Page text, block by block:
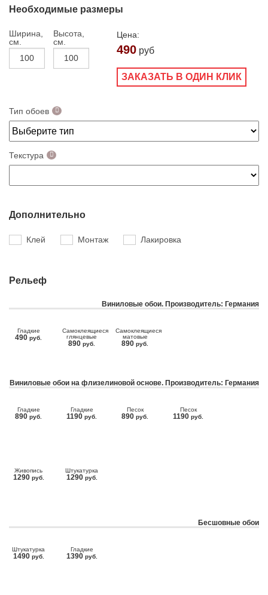
Необходимые размеры
Ширина,
см.
Высота,
см.
Цена:
490 руб
ЗАКАЗАТЬ В ОДИН КЛИК
Тип обоев
Текстура
Дополнительно
Клей Монтаж Лакировка
Рельеф
Виниловые обои. Производитель: Германия
Гладкие
490 руб.
Самоклеящиеся
глянцевые
890 руб.
Самоклеящиеся
матовые
890 руб.
Виниловые обои на флизелиновой основе. Производитель: Германия
Гладкие
890 руб.
Гладкие
1190 руб.
Песок
890 руб.
Песок
1190 руб.
Живопись
1290 руб.
Штукатурка
1290 руб.
Бесшовные обои
Штукатурка
1490 руб.
Гладкие
1390 руб.